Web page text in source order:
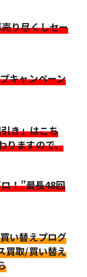
り尽くしセー
キャンペーン
き」はこち
りますので、
！”最長48回
い替えプログ
買取/買い替え